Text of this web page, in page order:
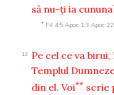
să nu-ţi ia cununa
* Fil 4:5 Apoc 1:3 Apoc
12 Pe cel ce va
Templul
din el. Voi** scrie